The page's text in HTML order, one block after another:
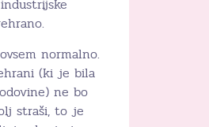
normalno.
(ki je bila
ne bo
straši, to je